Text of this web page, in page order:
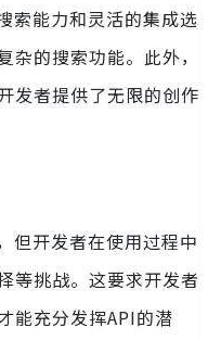
索能力和灵活的集成选
的搜索功能。此外，
发者提供了无限的创作
但开发者在使用过程中
等挑战。这要求开发者
能充分发挥API的潜